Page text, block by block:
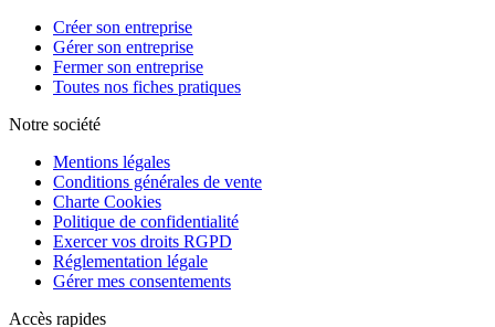
Créer son entreprise
Gérer son entreprise
Fermer son entreprise
Toutes nos fiches pratiques
Notre société
Mentions légales
Conditions générales de vente
Charte Cookies
Politique de confidentialité
Exercer vos droits RGPD
Réglementation légale
Gérer mes consentements
Accès rapides